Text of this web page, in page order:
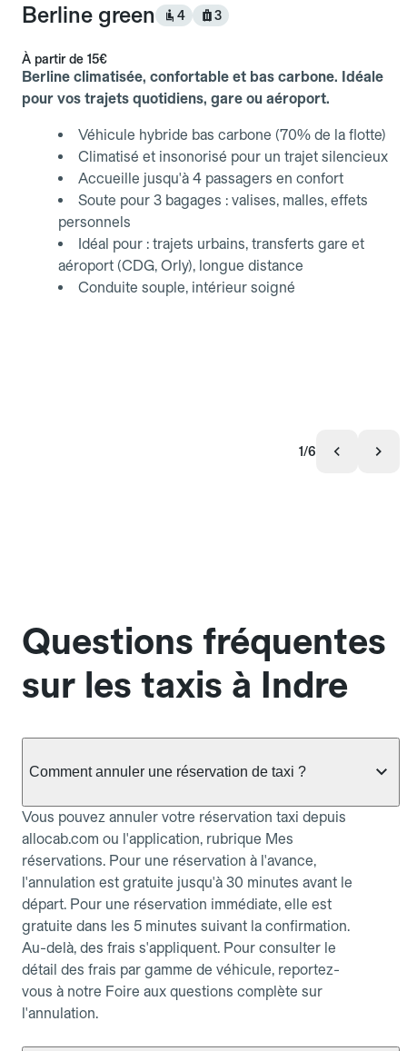
Berline green 4 3
À partir de 15€
Berline climatisée, confortable et bas carbone. Idéale
pour vos trajets quotidiens, gare ou aéroport.
Véhicule hybride bas carbone (70% de la flotte)
Climatisé et insonorisé pour un trajet silencieux
Accueille jusqu'à 4 passagers en confort
Soute pour 3 bagages : valises, malles, effets
personnels
Idéal pour : trajets urbains, transferts gare et
aéroport (CDG, Orly), longue distance
Conduite souple, intérieur soigné
1/6
Questions fréquentes
sur les taxis à Indre
Comment annuler une réservation de taxi ?
Vous pouvez annuler votre réservation taxi depuis
allocab.com ou l'application, rubrique Mes
réservations. Pour une réservation à l'avance,
l'annulation est gratuite jusqu'à 30 minutes avant le
départ. Pour une réservation immédiate, elle est
gratuite dans les 5 minutes suivant la confirmation.
Au-delà, des frais s'appliquent. Pour consulter le
détail des frais par gamme de véhicule, reportez-
vous à notre Foire aux questions complète sur
l'annulation.